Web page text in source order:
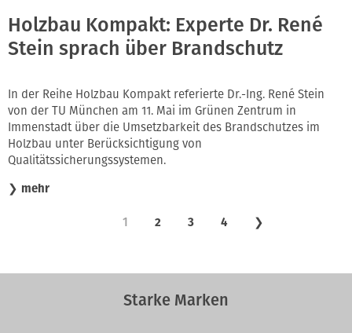
Holzbau Kompakt: Experte Dr. René
Stein sprach über Brandschutz
In der Reihe Holzbau Kompakt referierte Dr.-Ing. René Stein
von der TU München am 11. Mai im Grünen Zentrum in
Immenstadt über die Umsetzbarkeit des Brandschutzes im
Holzbau unter Berücksichtigung von
Qualitätssicherungssystemen.
❯ mehr
1 2 3 4 ❯
Starke Marken